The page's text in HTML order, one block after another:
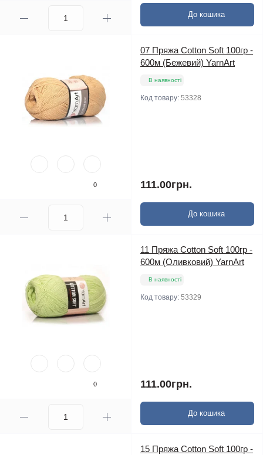
До кошика
0
07 Пряжа Cotton Soft 100гр -
600м (Бежевий) YarnArt
В наявності
Код товару: 53328
111.00грн.
До кошика
0
11 Пряжа Cotton Soft 100гр -
600м (Оливковий) YarnArt
В наявності
Код товару: 53329
111.00грн.
До кошика
15 Пряжа Cotton Soft 100гр -